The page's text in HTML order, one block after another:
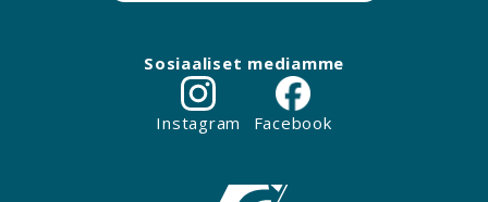
Sosiaaliset mediamme
Instagram Facebook